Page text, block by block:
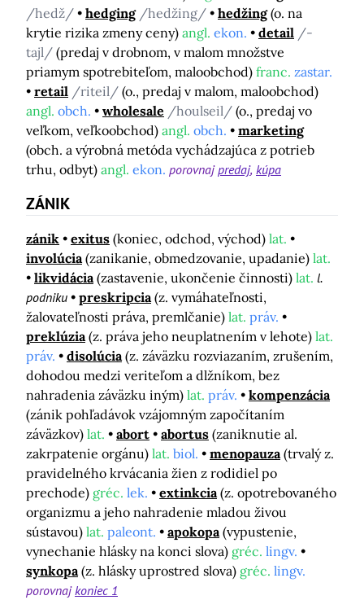
/hedž/
hedging /hedžing/ hedžing (o. na
krytie rizika zmeny ceny) angl. ekon. detail /-
tajl/ (predaj v drobnom, v malom množstve
priamym spotrebiteľom, maloobchod) franc. zastar.
retail /riteil/ (o., predaj v malom, maloobchod)
angl. obch. wholesale /houlseil/ (o., predaj vo
veľkom, veľkoobchod) angl. obch.
marketing
(obch. a výrobná metóda vychádzajúca z potrieb
trhu, odbyt) angl. ekon. porovnajpredaj kúpa
ZÁNIK
zánik exitus (koniec, odchod, východ) lat.
involúcia (zanikanie, obmedzovanie, upadanie) lat.
likvidácia (zastavenie, ukončenie činnosti) lat. l.
podniku
preskripcia (z. vymáhateľnosti,
žalovateľnosti práva, premlčanie) lat. práv.
preklúzia (z. práva jeho neuplatnením v lehote) lat.
práv.
disolúcia (z. záväzku rozviazaním, zrušením,
dohodou medzi veriteľom a dlžníkom, bez
nahradenia záväzku iným) lat. práv.
kompenzácia
(zánik pohľadávok vzájomným započítaním
záväzkov) lat. abort abortus (zaniknutie al.
zakrpatenie orgánu) lat. biol. menopauza (trvalý z.
pravidelného krvácania žien z rodidiel po
prechode) gréc. lek. extinkcia (z. opotrebovaného
organizmu a jeho nahradenie mladou živou
sústavou) lat. paleont. apokopa (vypustenie,
vynechanie hlásky na konci slova) gréc. lingv.
synkopa (z. hlásky uprostred slova) gréc. lingv.
porovnajkoniec 1